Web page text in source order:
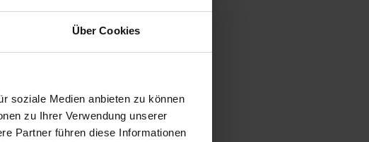
Über Cookies
soziale Medien anbieten zu können
zu Ihrer Verwendung unserer
Partner führen diese Informationen